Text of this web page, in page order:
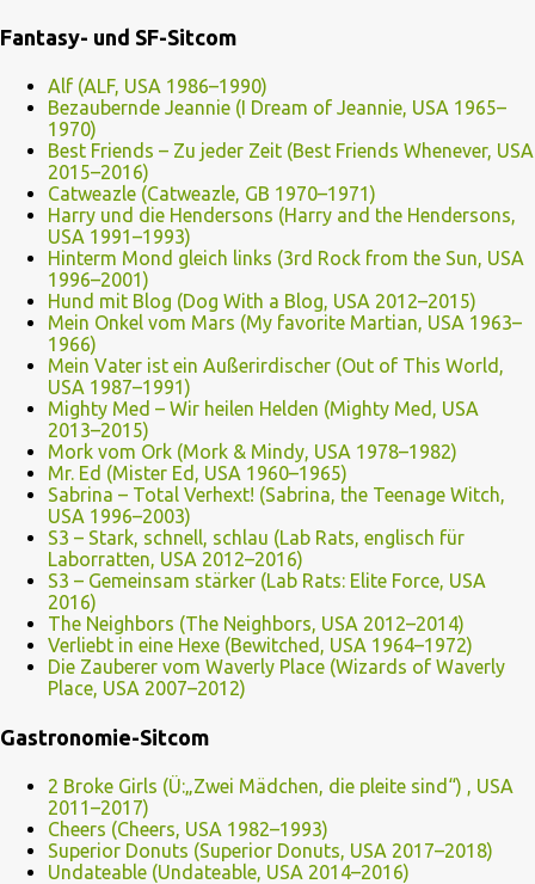
Fantasy- und SF-Sitcom
Alf (ALF, USA 1986–1990)
Bezaubernde Jeannie (I Dream of Jeannie, USA 1965–
1970)
Best Friends – Zu jeder Zeit (Best Friends Whenever, USA
2015–2016)
Catweazle (Catweazle, GB 1970–1971)
Harry und die Hendersons (Harry and the Hendersons,
USA 1991–1993)
Hinterm Mond gleich links (3rd Rock from the Sun, USA
1996–2001)
Hund mit Blog (Dog With a Blog, USA 2012–2015)
Mein Onkel vom Mars (My favorite Martian, USA 1963–
1966)
Mein Vater ist ein Außerirdischer (Out of This World,
USA 1987–1991)
Mighty Med – Wir heilen Helden (Mighty Med, USA
2013–2015)
Mork vom Ork (Mork & Mindy, USA 1978–1982)
Mr. Ed (Mister Ed, USA 1960–1965)
Sabrina – Total Verhext! (Sabrina, the Teenage Witch,
USA 1996–2003)
S3 – Stark, schnell, schlau (Lab Rats, englisch für
Laborratten, USA 2012–2016)
S3 – Gemeinsam stärker (Lab Rats: Elite Force, USA
2016)
The Neighbors (The Neighbors, USA 2012–2014)
Verliebt in eine Hexe (Bewitched, USA 1964–1972)
Die Zauberer vom Waverly Place (Wizards of Waverly
Place, USA 2007–2012)
Gastronomie-Sitcom
2 Broke Girls (Ü:„Zwei Mädchen, die pleite sind“) , USA
2011–2017)
Cheers (Cheers, USA 1982–1993)
Superior Donuts (Superior Donuts, USA 2017–2018)
Undateable (Undateable, USA 2014–2016)